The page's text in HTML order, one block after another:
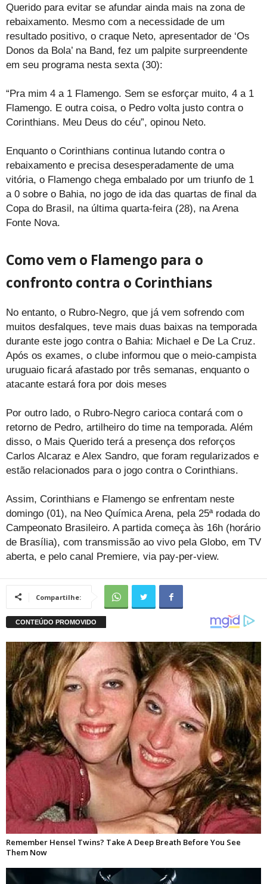
Querido para evitar se afundar ainda mais na zona de
rebaixamento. Mesmo com a necessidade de um
resultado positivo, o craque Neto, apresentador de ‘Os
Donos da Bola’ na Band, fez um palpite surpreendente
em seu programa nesta sexta (30):
“Pra mim 4 a 1 Flamengo. Sem se esforçar muito, 4 a 1
Flamengo. E outra coisa, o Pedro volta justo contra o
Corinthians. Meu Deus do céu”, opinou Neto.
Enquanto o Corinthians continua lutando contra o
rebaixamento e precisa desesperadamente de uma
vitória, o Flamengo chega embalado por um triunfo de 1
a 0 sobre o Bahia, no jogo de ida das quartas de final da
Copa do Brasil, na última quarta-feira (28), na Arena
Fonte Nova.
Como vem o Flamengo para o
confronto contra o Corinthians
No entanto, o Rubro-Negro, que já vem sofrendo com
muitos desfalques, teve mais duas baixas na temporada
durante este jogo contra o Bahia: Michael e De La Cruz.
Após os exames, o clube informou que o meio-campista
uruguaio ficará afastado por três semanas, enquanto o
atacante estará fora por dois meses
Por outro lado, o Rubro-Negro carioca contará com o
retorno de Pedro, artilheiro do time na temporada. Além
disso, o Mais Querido terá a presença dos reforços
Carlos Alcaraz e Alex Sandro, que foram regularizados e
estão relacionados para o jogo contra o Corinthians.
Assim, Corinthians e Flamengo se enfrentam neste
domingo (01), na Neo Química Arena, pela 25ª rodada do
Campeonato Brasileiro. A partida começa às 16h (horário
de Brasília), com transmissão ao vivo pela Globo, em TV
aberta, e pelo canal Premiere, via pay-per-view.
Compartilhe: